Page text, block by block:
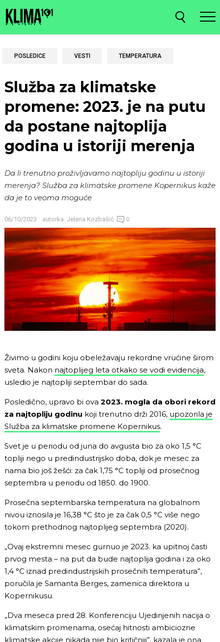
POSLEDICE VESTI TEMPERATURA
Služba za klimatske
promene: 2023. je na putu
da postane najtoplija
godina u istoriji merenja
Da li trenutno proživljavamo najtopliju godinu u istoriji
merenja? Služba za klimatske promene Kopernikus kaže
da je to veoma moguće
06/10/2023 autorka: Jelena Kozbašić 0
Živimo u godini koju obeležavaju rekordne vrućine širom
sveta. Nakon najtoplijeg leta otkako se vodi evidencija,
usledio je najtopliji septembar do sada.
Posledično, upravo bi ova 2023. mogla da obori rekord
za najtopliju godinu koji trenutno drži 2016, upozorila je
Služba za klimatske promene Kopernikus.
Svet je u periodu od juna do avgusta bio za oko 1,5 °C
topliji nego u predindustrijsko doba, dok je mesec za
nama bio još žešći: za čak 1,75 °C topliji od prosečnog
septembra u periodu od 1850. do 1900.
Prosečna septembarska temperatura na globalnom
nivou iznosila je 16,38 °C što je za čak 0,5 °C više nego
tokom prethodnog najtoplijeg septembra (2020).
„Ovaj ekstremni mesec gurnuo je 2023. ka upitnoj časti
prvog mesta – na put da bude najtoplija godina i za oko
1,4 °C iznad predindustrijskih prosečnih temperatura”,
poručila je Samanta Berges, zamenica direktora u
Kopernikusu.
„Dva meseca pred 28. Konferenciju Ujedinjenih nacija o
klimatskim promenama, osećaj hitnosti ambiciozne
klimatske akcije nikada nije bio kritičniji”, kazala je ona.